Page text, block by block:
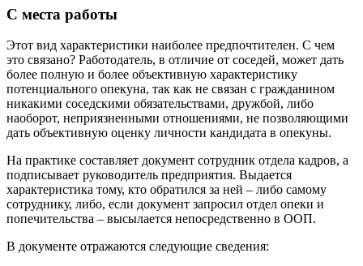
С места работы
Этот вид характеристики наиболее предпочтителен. С чем
это связано? Работодатель, в отличие от соседей, может дать
более полную и более объективную характеристику
потенциального опекуна, так как не связан с гражданином
никакими соседскими обязательствами, дружбой, либо
наоборот, неприязненными отношениями, не позволяющими
дать объективную оценку личности кандидата в опекуны.
На практике составляет документ сотрудник отдела кадров, а
подписывает руководитель предприятия. Выдается
характеристика тому, кто обратился за ней – либо самому
сотруднику, либо, если документ запросил отдел опеки и
попечительства – высылается непосредственно в ООП.
В документе отражаются следующие сведения: